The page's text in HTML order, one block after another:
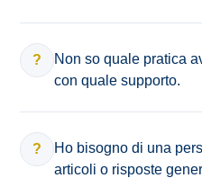
?
Non so quale pratica
con quale supporto.
?
Ho bisogno di una
articoli o risposte